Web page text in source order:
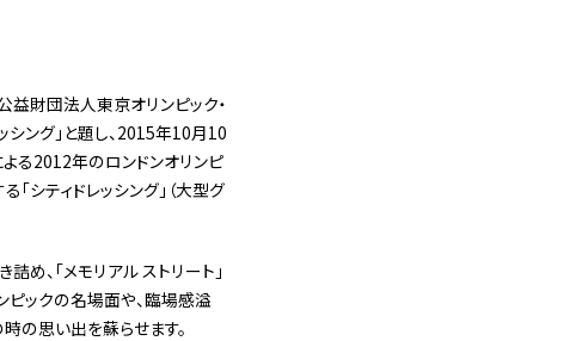
財団法人東京オリンピック・
シング」と題し、2015年10月10
る2012年のロンドンオリンピ
シティドレッシング」（大型グ
、「メモリアル ストリート」
ピックの名場面や、臨場感溢
の思い出を蘇らせます。